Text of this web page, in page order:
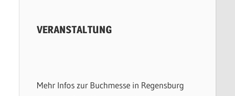
VERANSTALTUNG
Mehr Infos zur Buchmesse in Regensburg